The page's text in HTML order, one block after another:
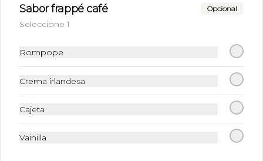
LIMONADA O
NARANJADA
$37.00
LIMONADA O
Sabor frappé café Opcional
Seleccione 1
Rompope
Crema irlandesa
Cajeta
Vainilla